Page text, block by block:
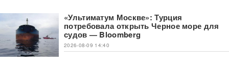
«Ультиматум Москве»: Турция
потребовала открыть Черное море для
судов — Bloomberg
2026-08-09 14:40